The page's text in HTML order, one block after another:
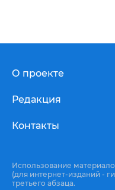
О проекте
Редакция
Контакты
Использование
(для интернет-изданий -
третьего абзаца.